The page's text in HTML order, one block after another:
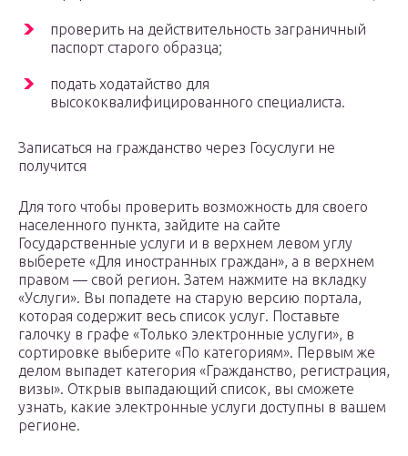
проверить на действительность заграничный
паспорт старого образца;
подать ходатайство для
высококвалифицированного специалиста.
Записаться на гражданство через Госуслуги не
получится
Для того чтобы проверить возможность для своего
населенного пункта, зайдите на сайте
Государственные услуги и в верхнем левом углу
выберете «Для иностранных граждан», а в верхнем
правом — свой регион. Затем нажмите на вкладку
«Услуги». Вы попадете на старую версию портала,
которая содержит весь список услуг. Поставьте
галочку в графе «Только электронные услуги», в
сортировке выберите «По категориям». Первым же
делом выпадет категория «Гражданство, регистрация,
визы». Открыв выпадающий список, вы сможете
узнать, какие электронные услуги доступны в вашем
регионе.